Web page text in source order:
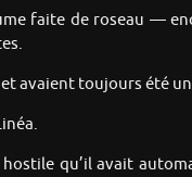
faite de roseau —
avaient toujours été
qu’il avait